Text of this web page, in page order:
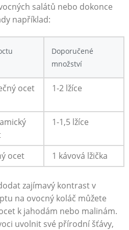
salátů nebo dokonce
například:
Doporučené
⁣množství
⁢ocet 1-2 lžíce
1-1,5​ lžíce
ocet 1 ⁣kávová lžička
‍zajímavý kontrast ⁤v
na ovocný koláč můžete
k ​jahodám nebo malinám.
uvolnit své přírodní šťávy,